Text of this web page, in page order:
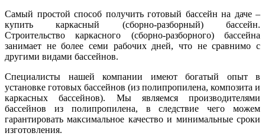
Самый простой способ получить готовый бассейн на даче –
купить каркасный (сборно-разборный) бассейн.
Строительство каркасного (сборно-разборного) бассейна
занимает не более семи рабочих дней, что не сравнимо с
другими видами бассейнов.
Специалисты нашей компании имеют богатый опыт в
установке готовых бассейнов (из полипропилена, композита и
каркасных бассейнов). Мы являемся производителями
бассейнов из полипропилена, в следствие чего можем
гарантировать максимальное качество и минимальные сроки
изготовления.